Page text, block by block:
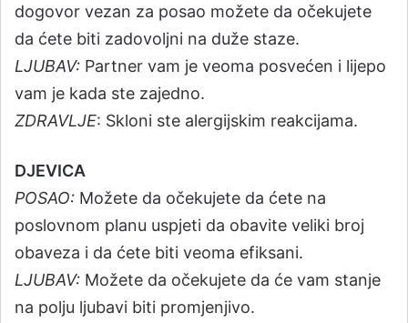
dogovor vezan za posao možete da očekujete
da ćete biti zadovoljni na duže staze.
LJUBAV: Partner vam je veoma posvećen i lijepo
vam je kada ste zajedno.
ZDRAVLJE: Skloni ste alergijskim reakcijama.
DJEVICA
POSAO: Možete da očekujete da ćete na
poslovnom planu uspjeti da obavite veliki broj
obaveza i da ćete biti veoma efiksani.
LJUBAV: Možete da očekujete da će vam stanje
na polju ljubavi biti promjenjivo.